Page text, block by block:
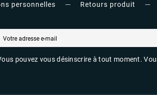
personnelles Retours produit
pouvez vous désinscrire à tout moment.